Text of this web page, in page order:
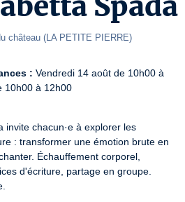
château (LA PETITE PIERRE)
: Vendredi 14 août de 10h00 à
10h00 à 12h00
invite chacun·e à explorer les
: transformer une émotion brute en
Échauffement corporel,
d'écriture, partage en groupe.